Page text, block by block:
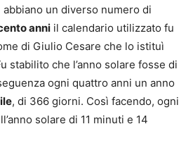
un diverso numero di
anni il calendario utilizzato fu
di Giulio Cesare che lo istituì
stabilito che l’anno solare fosse di
ogni quattro anni un anno
, di 366 giorni. Così facendo, ogni
solare di 11 minuti e 14